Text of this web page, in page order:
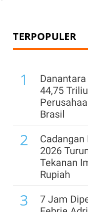
TERPOPULER
1
44,75
Brasil
2
2026
Tekanan
Rupiah
3
7 Jam